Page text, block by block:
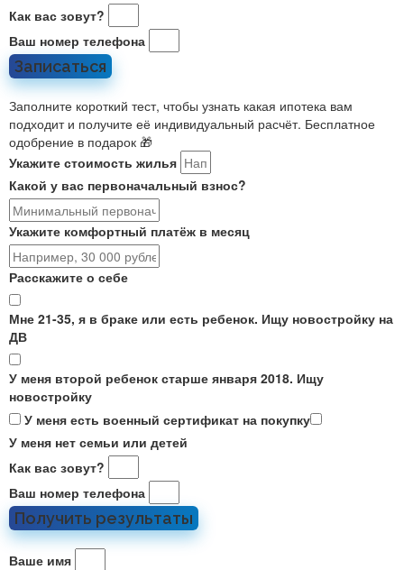
Как вас зовут?
Ваш номер телефона
Записаться
Заполните короткий тест, чтобы узнать какая ипотека вам
подходит и получите её индивидуальный расчёт. Бесплатное
одобрение в подарок 🎁
Укажите стоимость жилья
Какой у вас первоначальный взнос?
Укажите комфортный платёж в месяц
Расскажите о себе
Мне 21-35, я в браке или есть ребенок. Ищу новостройку на
ДВ
У меня второй ребенок старше января 2018. Ищу
новостройку
У меня есть военный сертификат на покупку
У меня нет семьи или детей
Как вас зовут?
Ваш номер телефона
Получить результаты
Ваше имя